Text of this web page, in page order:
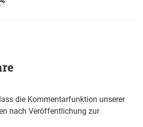
die Kommentarfunktion unserer
nach Veröffentlichung zur